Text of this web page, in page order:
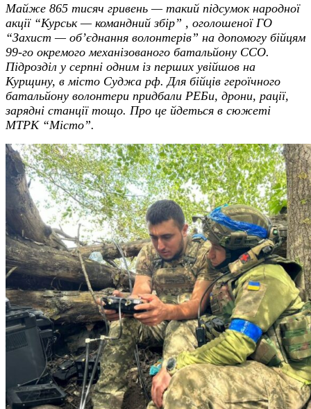
Майже 865 тисяч гривень — такий підсумок народної
акції “Курськ — командний збір” , оголошеної ГО
“Захист — об’єднання волонтерів” на допомогу бійцям
99-го окремого механізованого батальйону ССО.
Підрозділ у серпні одним із перших увійшов на
Курщину, в місто Суджа рф. Для бійців героїчного
батальйону волонтери придбали РЕБи, дрони, рації,
зарядні станції тощо. Про це йдеться в сюжеті
МТРК “Місто”.